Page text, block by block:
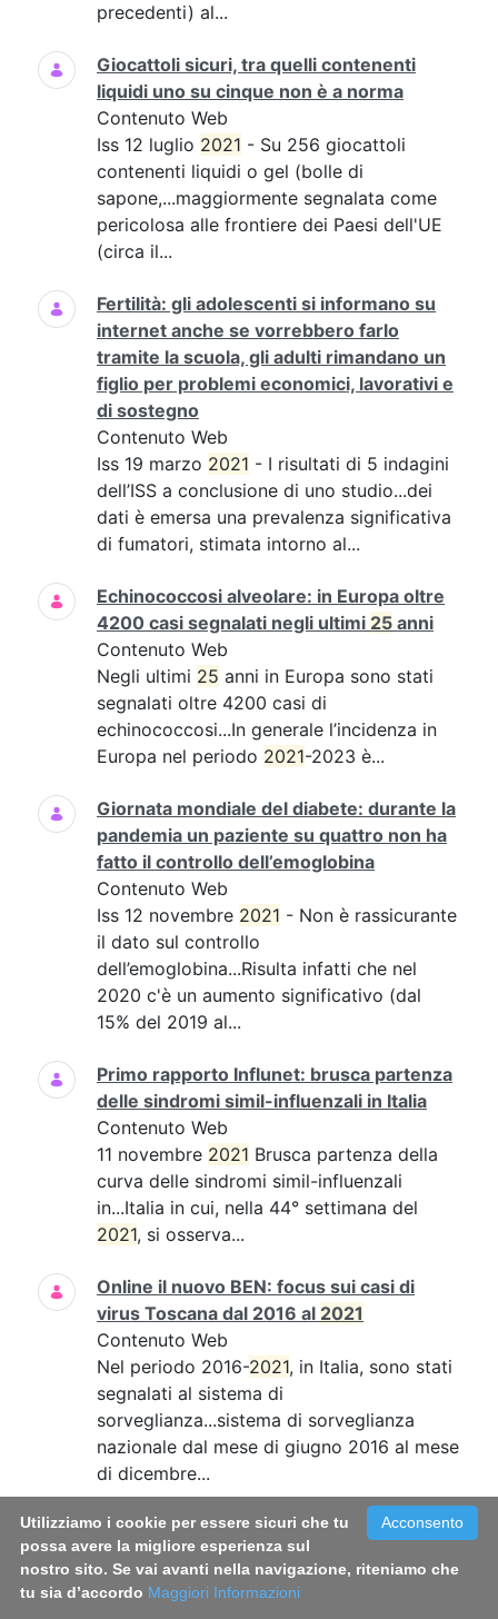
precedenti) al...
Giocattoli sicuri, tra quelli contenenti
liquidi uno su cinque non è a norma
Contenuto Web
Iss 12 luglio 2021 - Su 256 giocattoli
contenenti liquidi o gel (bolle di
sapone,...maggiormente segnalata come
pericolosa alle frontiere dei Paesi dell'UE
(circa il...
Fertilità: gli adolescenti si informano su
internet anche se vorrebbero farlo
tramite la scuola, gli adulti rimandano un
figlio per problemi economici, lavorativi e
di sostegno
Contenuto Web
Iss 19 marzo 2021 - I risultati di 5 indagini
dell’ISS a conclusione di uno studio...dei
dati è emersa una prevalenza significativa
di fumatori, stimata intorno al...
Echinococcosi alveolare: in Europa oltre
4200 casi segnalati negli ultimi 25 anni
Contenuto Web
Negli ultimi 25 anni in Europa sono stati
segnalati oltre 4200 casi di
echinococcosi...In generale l’incidenza in
Europa nel periodo 2021-2023 è...
Giornata mondiale del diabete: durante la
pandemia un paziente su quattro non ha
fatto il controllo dell’emoglobina
Contenuto Web
Iss 12 novembre 2021 - Non è rassicurante
il dato sul controllo
dell’emoglobina...Risulta infatti che nel
2020 c'è un aumento significativo (dal
15% del 2019 al...
Primo rapporto Influnet: brusca partenza
delle sindromi simil-influenzali in Italia
Contenuto Web
11 novembre 2021 Brusca partenza della
curva delle sindromi simil-influenzali
in...Italia in cui, nella 44° settimana del
2021, si osserva...
Online il nuovo BEN: focus sui casi di
virus Toscana dal 2016 al 2021
Contenuto Web
Nel periodo 2016-2021, in Italia, sono stati
segnalati al sistema di
sorveglianza...sistema di sorveglianza
nazionale dal mese di giugno 2016 al mese
di dicembre...
Long Covid: le donne sembrano più
colpite. Una sfida per la medicina di
genere
Contenuto Web
Acconsento
Utilizziamo i cookie per essere sicuri che tu
possa avere la migliore esperienza sul
nostro sito. Se vai avanti nella navigazione, riteniamo che
tu sia d’accordo Maggiori Informazioni